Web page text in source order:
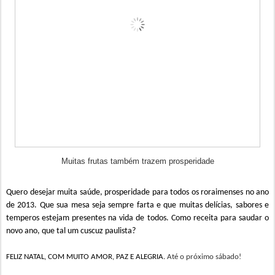
Muitas frutas também trazem prosperidade
Quero desejar muita saúde, prosperidade para todos os roraimenses no ano
de 2013. Que sua mesa seja sempre farta e que muitas delícias, sabores e
temperos estejam presentes na vida de todos. Como receita para saudar o
novo ano, que tal um cuscuz paulista?
FELIZ NATAL, COM MUITO AMOR, PAZ E ALEGRIA. Até o próximo sábado!